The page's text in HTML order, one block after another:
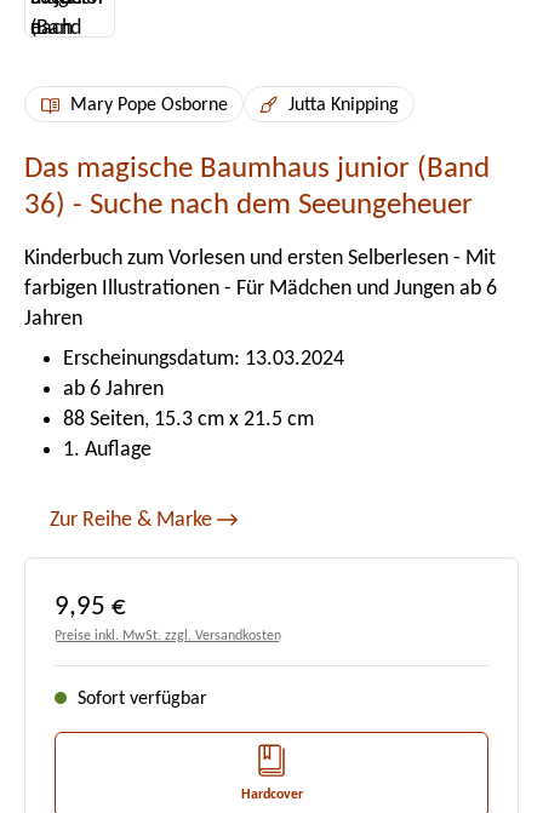
Mary Pope Osborne Jutta Knipping
Das magische Baumhaus junior (Band
36) - Suche nach dem Seeungeheuer
Kinderbuch zum Vorlesen und ersten Selberlesen - Mit
farbigen Illustrationen - Für Mädchen und Jungen ab 6
Jahren
Erscheinungsdatum: 13.03.2024
ab 6 Jahren
88 Seiten, 15.3 cm x 21.5 cm
1. Auflage
Zur Reihe & Marke
Regulärer Preis:
9,95 €
Preise inkl. MwSt. zzgl. Versandkosten
Sofort verfügbar
Hardcover